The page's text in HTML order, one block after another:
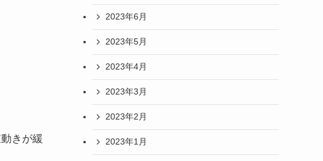
きが緩
2023年6月
2023年5月
2023年4月
2023年3月
2023年2月
2023年1月